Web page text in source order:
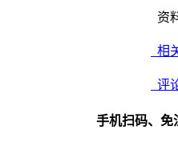
资
相
评
手机扫码、免